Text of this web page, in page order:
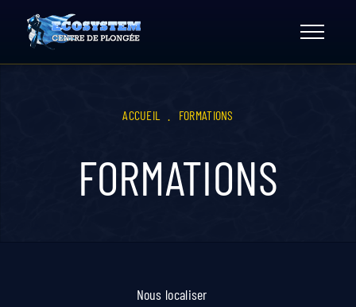
content
ACCUEIL FORMATIONS
FORMATIONS
Nous localiser